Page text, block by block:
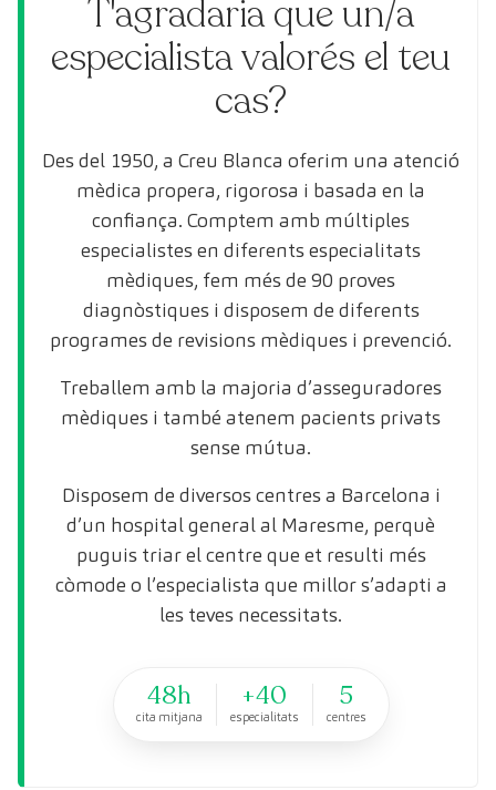
T'agradaria que un/a
especialista valorés el teu
cas?
Des del 1950, a Creu Blanca oferim una atenció
mèdica propera, rigorosa i basada en la
confiança. Comptem amb múltiples
especialistes en diferents especialitats
mèdiques, fem més de 90 proves
diagnòstiques i disposem de diferents
programes de revisions mèdiques i prevenció.
Treballem amb la majoria d’asseguradores
mèdiques i també atenem pacients privats
sense mútua.
Disposem de diversos centres a Barcelona i
d’un hospital general al Maresme, perquè
puguis triar el centre que et resulti més
còmode o l’especialista que millor s’adapti a
les teves necessitats.
48h
cita mitjana
+40
especialitats
5
centres